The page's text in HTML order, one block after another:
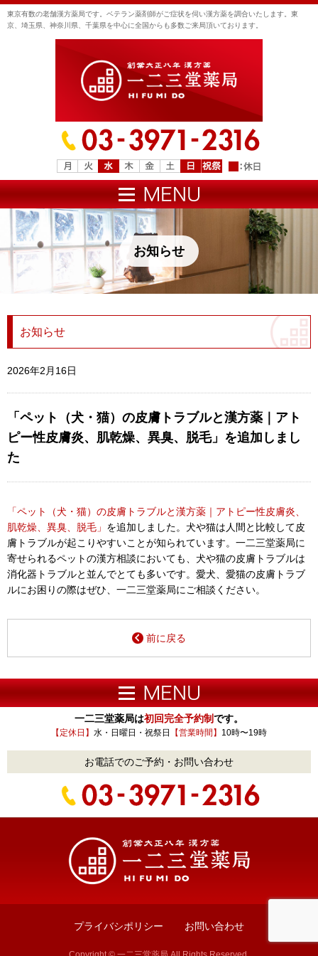
東京有数の老舗漢方薬局です。ベテラン薬剤師がご症状を伺い漢方薬を調合いたします。東
京、埼玉県、神奈川県、千葉県を中心に全国からも多数ご来局頂いております。
お知らせ
お知らせ
2026年2月16日
「ペット（犬・猫）の皮膚トラブルと漢方薬｜アト
ピー性皮膚炎、肌乾燥、異臭、脱毛」を追加しまし
た
「ペット（犬・猫）の皮膚トラブルと漢方薬｜アトピー性皮膚炎、
肌乾燥、異臭、脱毛」 を追加しました。犬や猫は人間と比較して皮
膚トラブルが起こりやすいことが知られています。一二三堂薬局に
寄せられるペットの漢方相談においても、犬や猫の皮膚トラブルは
消化器トラブルと並んでとても多いです。愛犬、愛猫の皮膚トラブ
ルにお困りの際はぜひ、一二三堂薬局にご相談ください。
前に戻る
一二三堂薬局は初回完全予約制です。
【定休日】 水・日曜日・祝祭日 【営業時間】 10時〜19時
お電話でのご予約・お問い合わせ
プライバシポリシー お問い合わせ